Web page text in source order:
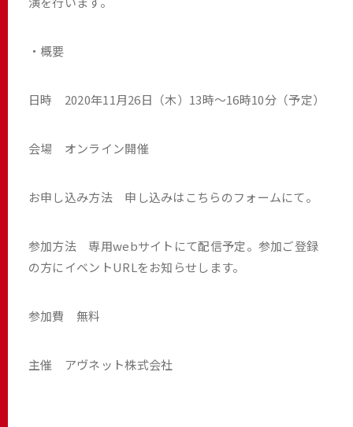
・概要
日時 2020年11月26日（木）13時～16時10分（予定）
会場 オンライン開催
お申し込み方法 申し込みは こちらのフォームにて。
参加方法 専用webサイトにて配信予定。参加ご登録
の方にイベントURLをお知らせします。
参加費 無料
主催 アヴネット株式会社